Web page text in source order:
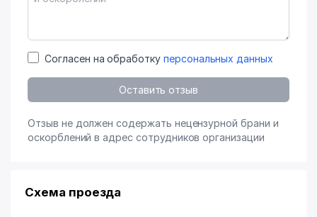
Согласен на обработку персональных данных
Оставить отзыв
Отзыв не должен содержать нецензурной брани и
оскорблений в адрес сотрудников организации
Схема проезда